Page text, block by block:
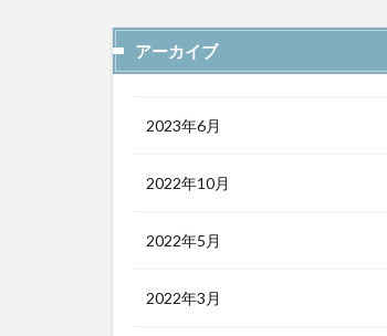
アーカイブ
2023年6月
2022年10月
2022年5月
2022年3月